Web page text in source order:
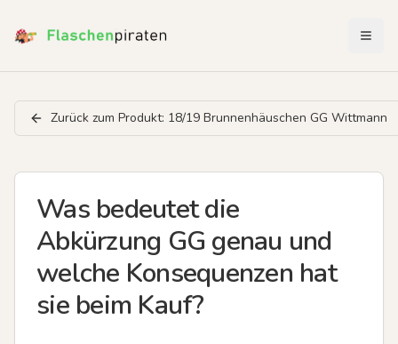
Zurück zum Produkt: 18/19 Brunnenhäuschen GG Wittmann
Was bedeutet die
Abkürzung GG genau und
welche Konsequenzen hat
sie beim Kauf?